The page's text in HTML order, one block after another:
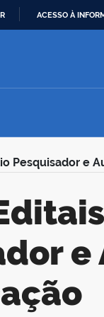
ACESSO À
Pesquisador e
e